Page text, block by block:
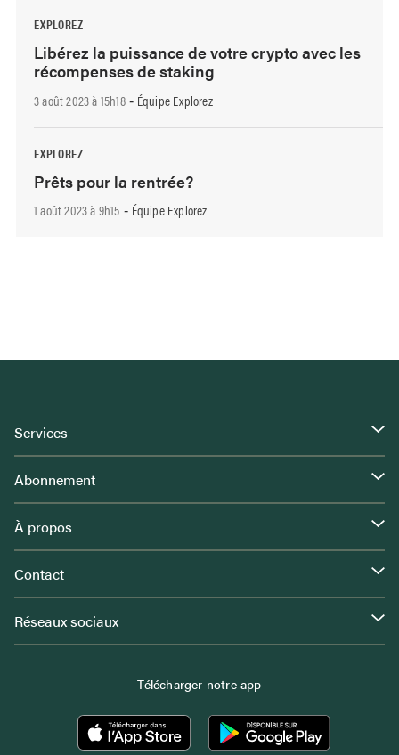
EXPLOREZ
Libérez la puissance de votre crypto avec les
récompenses de staking
3 août 2023 à 15h18- Équipe Explorez
EXPLOREZ
Prêts pour la rentrée?
1 août 2023 à 9h15 - Équipe Explorez
Services
Abonnement
À propos
Contact
Réseaux sociaux
Télécharger notre app